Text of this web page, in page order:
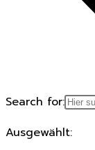
Search for:
Ausgewählt: